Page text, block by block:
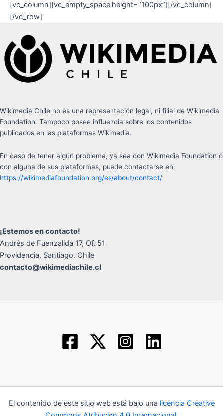
[vc_column][vc_empty_space height=”100px”][/vc_column]
[/vc_row]
Wikimedia Chile no es una representación legal, ni filial de Wikimedia
Foundation. Tampoco posee influencia sobre los contenidos
publicados en las plataformas Wikimedia.
En caso de tener algún problema, ya sea con Wikimedia Foundation o
con alguna de sus plataformas, puede contactarse en:
https://wikimediafoundation.org/es/about/contact/
¡Estemos en contacto!
Andrés de Fuenzalida 17, Of. 51
Providencia, Santiago. Chile
contacto@wikimediachile.cl
El contenido de este sitio web está bajo una licencia Creative